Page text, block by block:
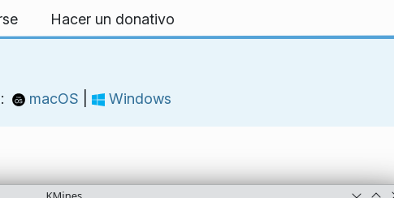
Hacer un donativo
macOS Windows